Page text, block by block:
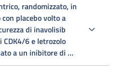
randomizzato, in
placebo volto a
di inavolisib
6 e letrozolo
a un inibitore di ...